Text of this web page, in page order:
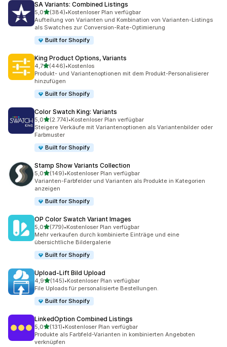
SA Variants: Combined Listings
5,0von 5 Sternen
(384)
384 Rezensionen insgesamt
•Kostenloser Plan verfügbar
Aufteilung von Varianten und Kombination von Varianten-Listings
als Swatches zur Conversion-Rate-Optimierung
Built for Shopify
King Product Options, Variants
4,7von 5 Sternen
(446)
446 Rezensionen insgesamt
•Kostenlos
Produkt- und Variantenoptionen mit dem Produkt-Personalisierer
hinzufügen
Built for Shopify
Color Swatch King: Variants
5,0von 5 Sternen
(2.774)
2774 Rezensionen insgesamt
•Kostenloser Plan verfügbar
Steigere Verkäufe mit Variantenoptionen als Variantenbilder oder
Farbmuster
Built for Shopify
Stamp Show Variants Collection
5,0von 5 Sternen
(149)
149 Rezensionen insgesamt
•Kostenloser Plan verfügbar
Varianten-Farbfelder und Varianten als Produkte in Kategorien
anzeigen
Built for Shopify
OP Color Swatch Variant Images
5,0von 5 Sternen
(779)
779 Rezensionen insgesamt
•Kostenloser Plan verfügbar
Mehr verkaufen durch kombinierte Einträge und eine
übersichtliche Bildergalerie
Built for Shopify
Upload‑Lift Bild Upload
4,9von 5 Sternen
(145)
145 Rezensionen insgesamt
•Kostenloser Plan verfügbar
File Uploads für personalisierte Bestellungen.
Built for Shopify
LinkedOption Combined Listings
5,0von 5 Sternen
(131)
131 Rezensionen insgesamt
•Kostenloser Plan verfügbar
Produkte als Farbfeld-Varianten in kombinierten Angeboten
verknüpfen